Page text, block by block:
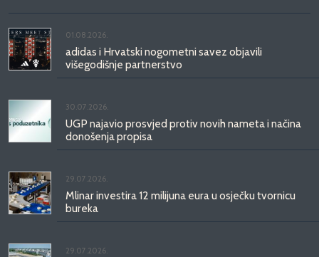
01.08.2026.
adidas i Hrvatski nogometni savez objavili
višegodišnje partnerstvo
30.07.2026.
UGP najavio prosvjed protiv novih nameta i načina
donošenja propisa
29.07.2026.
Mlinar investira 12 milijuna eura u osječku tvornicu
bureka
29.07.2026.